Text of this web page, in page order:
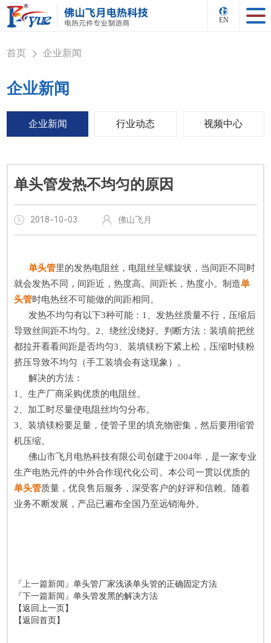
EN
首页 > 企业新闻
企业新闻
企业新闻 行业动态 视频中心
单头管发热不均匀的原因
2018-10-03 佛山飞月
单头管里的发热电阻丝，电阻丝呈螺旋状，当间距不同时
就会发热不同，间距近，热度高。间距长，热度小。制造单
头管时电热丝不可能做的间距相同。
发热不均匀有以下3种可能：1、发热丝质量不行，压缩后
导致丝间距不均匀。2、绕丝没绕好。判断方法：装填前把丝
都拉开看看间距是否均匀3、装填镁粉下紧上松，压缩时镁粉
挤压导致不均匀（手工装填会有这现象）。
解决的方法：
1、生产厂商采购优质的电阻丝。
2、加工时尽量使电阻丝均匀分布。
3、装填镁粉要足量，使管子里的填充物密集，然后要用缩管
机压缩。
佛山市飞月电热科技有限公司创建于2004年，是一家专业
生产电热元件的中外合作现代化公司。本公司一贯以优质的
单头管质量，优良售后服务，深受客户的好评和信赖。随着
业务不断发展，产品已遍布全国乃至远销海外。
『上一篇新闻』单头管厂家浅谈单头管的正确固定方法
『下一篇新闻』单头管发黑的解决方法
【返回上一页】
【返回首页】